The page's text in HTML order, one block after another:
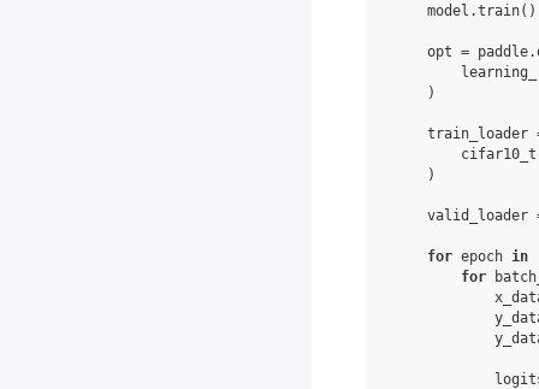
model .train()
opt = paddle.
)
train_loader
)
valid_loader
for epoch in
for